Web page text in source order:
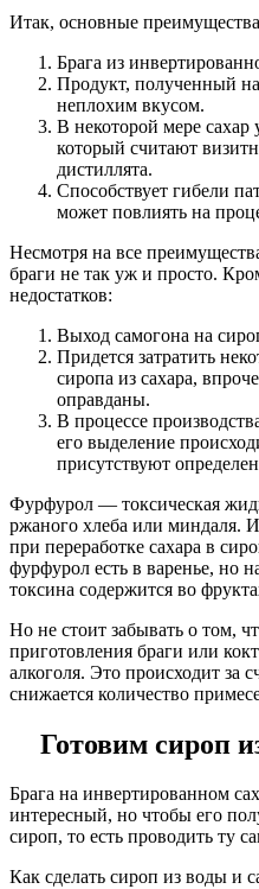
Итак, основные
Брага из
Продукт, полученный на
неплохим вкусом.
В некоторой мере сахар
который считают
дистиллята.
Способствует гибели
может повлиять на
Несмотря на все
браги не так уж и просто.
недостатков:
Выход самогона на
Придется затратить
сиропа из сахара,
оправданы.
В процессе
его выделение
присутствуют
Фурфурол — токсическая
ржаного хлеба или миндаля.
при переработке сахара в
фурфурол есть в варенье, но
токсина содержится во
Но не стоит забывать о том,
приготовления браги или
алкоголя. Это происходит за
снижается количество
Готовим сироп
Брага на инвертированном
интересный, но чтобы его
сироп, то есть проводить ту
Как сделать сироп из воды и